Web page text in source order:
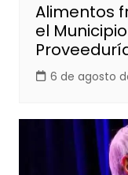
Alimentos
el
6 de agosto